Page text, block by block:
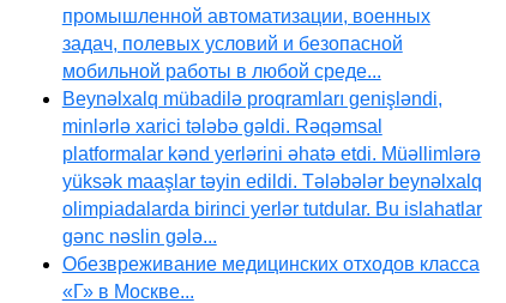
промышленной автоматизации, военных
задач, полевых условий и безопасной
мобильной работы в любой среде...
Beynəlxalq mübadilə proqramları genişləndi,
minlərlə xarici tələbə gəldi. Rəqəmsal
platformalar kənd yerlərini əhatə etdi. Müəllimlərə
yüksək maaşlar təyin edildi. Tələbələr beynəlxalq
olimpiadalarda birinci yerlər tutdular. Bu islahatlar
gənc nəslin gələ...
Обезвреживание медицинских отходов класса
«Г» в Москве...